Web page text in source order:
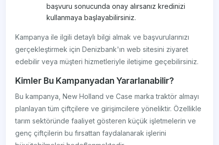
başvuru sonucunda onay alırsanız kredinizi
kullanmaya başlayabilirsiniz.
Kampanya ile ilgili detaylı bilgi almak ve başvurularınızı
gerçekleştirmek için Denizbank'ın web sitesini ziyaret
edebilir veya müşteri hizmetleriyle iletişime geçebilirsiniz.
Kimler Bu Kampanyadan Yararlanabilir?
Bu kampanya, New Holland ve Case marka traktör almayı
planlayan tüm çiftçilere ve girişimcilere yöneliktir. Özellikle
tarım sektöründe faaliyet gösteren küçük işletmelerin ve
genç çiftçilerin bu fırsattan faydalanarak işlerini